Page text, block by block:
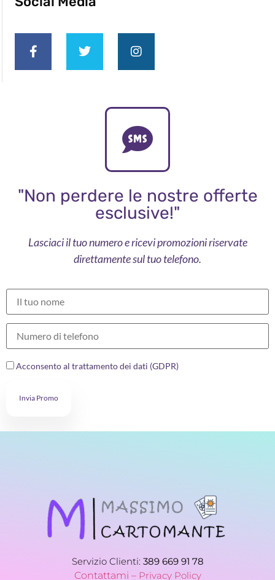
"Non perdere le nostre offerte
esclusive!"
Lasciaci il tuo numero e ricevi promozioni riservate
direttamente sul tuo telefono.
Acconsento al trattamento dei dati (GDPR)
Invia Promo
Servizio Clienti: 389 669 91 78
Contattami – Privacy Policy